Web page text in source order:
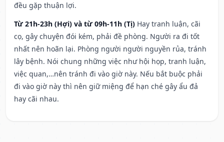
đều gặp thuận lợi.
Từ 21h-23h (Hợi) và từ 09h-11h (Tị) Hay tranh luận, cãi
cọ, gây chuyện đói kém, phải đề phòng. Người ra đi tốt
nhất nên hoãn lại. Phòng người người nguyền rủa, tránh
lây bệnh. Nói chung những việc như hội họp, tranh luận,
việc quan,…nên tránh đi vào giờ này. Nếu bắt buộc phải
đi vào giờ này thì nên giữ miệng để hạn ché gây ẩu đả
hay cãi nhau.